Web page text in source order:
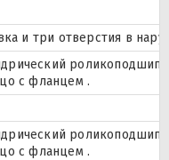
и три отверстия в
с фланцем .
с фланцем .